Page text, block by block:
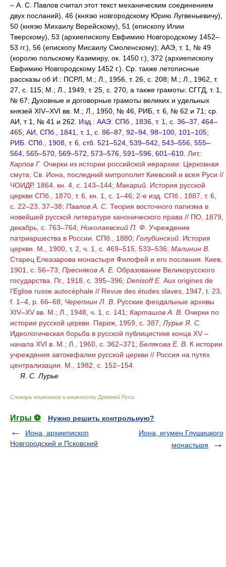
– А. С. Павлов считал этот текст механическим соединением
двух посланий), 46 (князю новгородскому Юрию Лугвеньевичу),
50 (князю Михаилу Верейскому), 51 (епископу Илии
Тверскому), 53 (архиепископу Евфимию Новгородскому 1452–
53 гг.), 56 (епископу Мисаилу Смоленскому); ААЭ, т. 1, № 49
(королю польскому Казимиру, ок. 1450 г.), 372 (архиепископу
Евфимию Новгородскому 1452 г.). Ср. также летописные
рассказы об И.: ПСРЛ, М.; Л., 1956, т. 26, с. 208; М.; Л., 1962, т.
27, с. 115; М.; Л., 1949, т. 25, с. 270, а также грамоты: СГГД, т. 1,
№ 67; Духовные и договорные грамоты великих и удельных
князей XIV–XVI вв. М.; Л., 1950, № 46, РИБ, т. 6, № 62 и 71; ср.
АИ, т 1, № 41 и 262. Изд.: ААЭ. СПб., 1836, т. 1, с. 36–37, 464–
465; АИ, СПб., 1841, т. 1, с. 86–87, 92–94, 98–100, 101–105;
РИБ. СПб., 1908, т. 6, стб. 521–524, 539–542, 543–556, 555–
564, 565–570, 569–572, 573–576, 591–596, 601–610. Лит.:
Карпов Г. Очерки из истории российской иерархии: Церковная
смута; Св. Иона, последний митрополит Киевский и всея Руси //
ЧОИДР, 1864, кн. 4, с. 143–144; Макарий. История русской
церкви СПб., 1870, т. 6, кн. 1, с. 1–46; 2-е изд. СПб., 1887, т. 6,
с. 22–23, 37–38; Павлов А. С. Теория восточного папизма в
новейшей русской литературе канонического права // ПО, 1879,
декабрь, с. 763–764; Николаевский П. Ф. Учреждение
патриаршества в России. СПб., 1880; Голубинский. История
церкви. М., 1900, т. 2, ч. 1, с. 469–515, 533–536; Малинин В.
Старец Елеазарова монастыря Филофей и его послания. Киев,
1901, с. 56–73; Пресняков А. Е. Образование Великорусского
государства. Пг., 1918, с. 395–396; Denisoff Е. Aux origines de
l’Eglise russe autocéphale // Revue des études slaves, 1947, t. 23,
f. 1–4, p. 66–68; Черепнин Л. В. Русские феодальные архивы
XIV–XV вв. М.; Л., 1948, ч. 1, с. 141; Карташов А. В. Очерки по
истории русской церкви. Париж, 1959, с. 387; Лурье Я. С.
Идеологическая борьба в русской публицистике конца XV –
начала XVI в. М.; Л., 1960, с. 362–371; Белякова Е. В. К истории
учреждения автокефалии русской церкви // Россия на путях
централизации. М., 1982, с. 152–154.
Я. С. Лурье
Словарь книжников и книжности Древней Руси
Игры ⚽
Нужно решить контрольную?
Иона, архиепископ
Новгородский и Псковский
Иона, игумен Глушицкого
монастыря